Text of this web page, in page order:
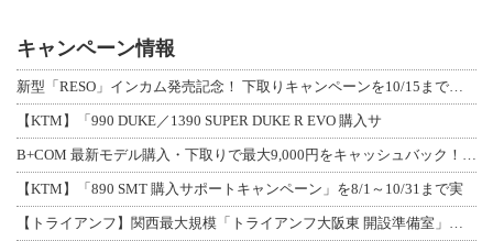
キャンペーン情報
新型「RESO」インカム発売記念！ 下取りキャンペーンを10/15まで延長して開
【KTM】「990 DUKE／1390 SUPER DUKE R EVO 購入サ
B+COM 最新モデル購入・下取りで最大9,000円をキャッシュバック！「B+F
【KTM】「890 SMT 購入サポートキャンペーン」を8/1～10/31まで実
【トライアンフ】関西最大規模「トライアンフ大阪東 開設準備室」がオープン！ 限定